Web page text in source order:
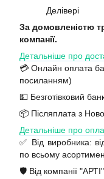
Делівері
За домовленістю
компанії.
Детальніше про
💳 Онлайн оплата
посиланням)
💵 Безготівковий
📦 Післяплата з
Детальніше про
✅ Від виробника:
по всьому
🛡️ Від компанії